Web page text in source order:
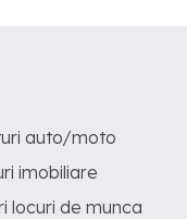
auto/moto
imobiliare
locuri de munca